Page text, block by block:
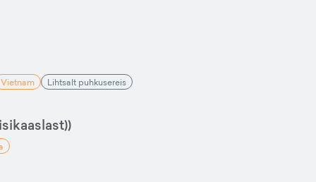
Vietnam Lihtsalt puhkusereis